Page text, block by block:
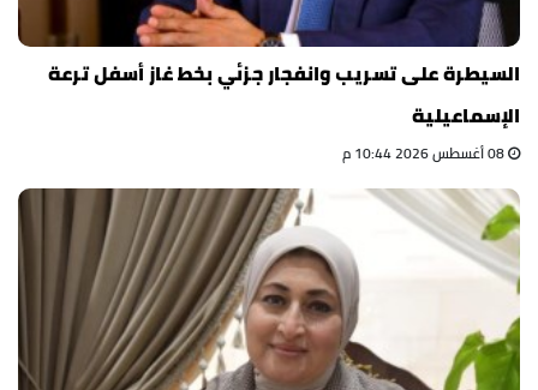
السيطرة على تسريب وانفجار جزئي بخط غاز أسفل ترعة
الإسماعيلية